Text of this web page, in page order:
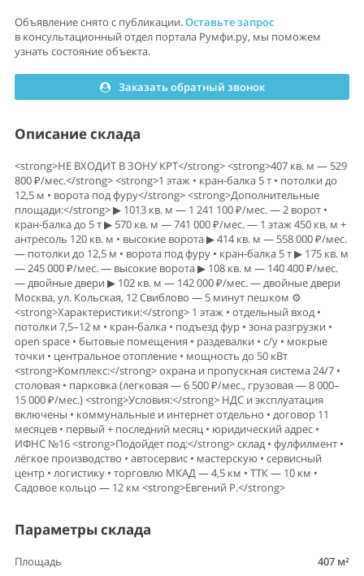
Объявление снято с публикации.Оставьте запрос
в консультационный отдел портала Румфи.ру, мы поможем
узнать состояние объекта.
Заказать обратный звонок
Описание склада
<strong>НЕ ВХОДИТ В ЗОНУ КРТ</strong> <strong>407 кв. м — 529
800 ₽/мес.</strong> <strong>1 этаж • кран-балка 5 т • потолки до
12,5 м • ворота под фуру</strong> <strong>Дополнительные
площади:</strong> ▶ 1013 кв. м — 1 241 100 ₽/мес. — 2 ворот •
кран-балка до 5 т ▶ 570 кв. м — 741 000 ₽/мес. — 1 этаж 450 кв. м +
антресоль 120 кв. м • высокие ворота ▶ 414 кв. м — 558 000 ₽/мес.
— потолки до 12,5 м • ворота под фуру • кран-балка 5 т ▶ 175 кв. м
— 245 000 ₽/мес. — высокие ворота ▶ 108 кв. м — 140 400 ₽/мес.
— двойные двери ▶ 102 кв. м — 142 000 ₽/мес. — двойные двери
Москва, ул. Кольская, 12 Свиблово — 5 минут пешком ⚙️
<strong>Характеристики:</strong> 1 этаж • отдельный вход •
потолки 7,5–12 м • кран-балка • подъезд фур • зона разгрузки •
open space • бытовые помещения • раздевалки • с/у • мокрые
точки • центральное отопление • мощность до 50 кВт
<strong>Комплекс:</strong> охрана и пропускная система 24/7 •
столовая • парковка (легковая — 6 500 ₽/мес., грузовая — 8 000–
15 000 ₽/мес.) <strong>Условия:</strong> НДС и эксплуатация
включены • коммунальные и интернет отдельно • договор 11
месяцев • первый + последний месяц • юридический адрес •
ИФНС №16 <strong>Подойдет под:</strong> склад • фулфилмент •
лёгкое производство • автосервис • мастерскую • сервисный
центр • логистику • торговлю МКАД — 4,5 км • ТТК — 10 км •
Садовое кольцо — 12 км <strong>Евгений Р.</strong>
Параметры склада
Площадь 407 м²